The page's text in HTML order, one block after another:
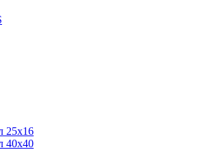
25х16
40х40